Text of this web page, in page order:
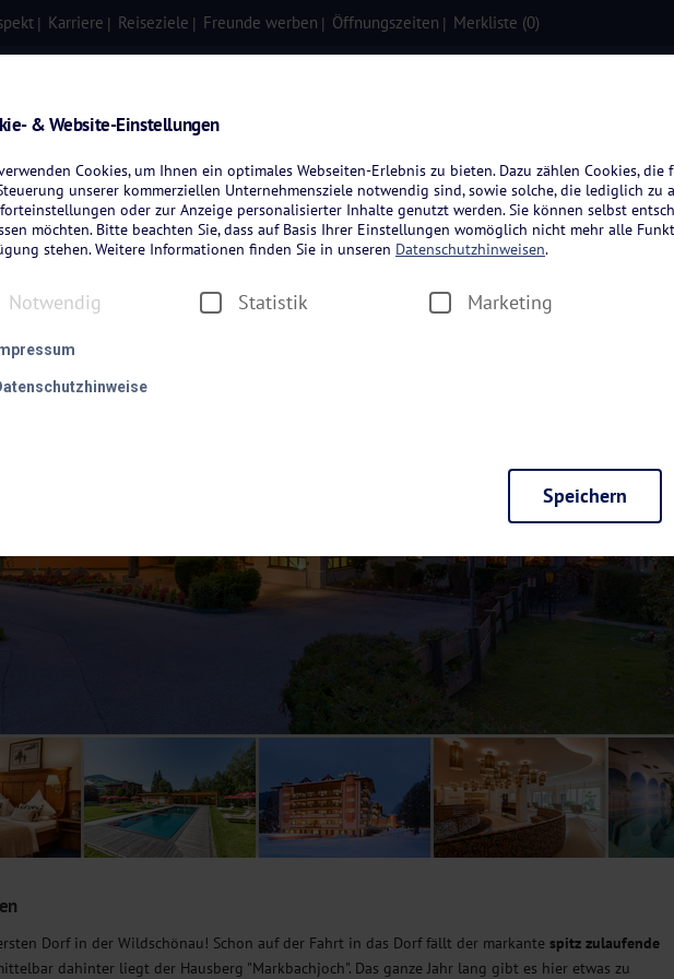
Karriere Reiseziele Freunde werben Öffnungszeiten Merkliste (0)
Dorf in der Wildschönau! Schon auf der Fahrt in das Dorf fällt der markante spitz zulaufende
dahinter liegt der Hausberg "Markbachjoch". Das ganze Jahr lang gibt es hier etwas zu
& Website-Einstellungen
Cookies, um Ihnen ein optimales Webseiten-Erlebnis zu bieten. Dazu zählen Cookies,
unserer kommerziellen Unternehmensziele notwendig sind, sowie solche, die lediglich zu
oder zur Anzeige personalisierter Inhalte genutzt werden. Sie können selbst
möchten. Bitte beachten Sie, dass auf Basis Ihrer Einstellungen womöglich nicht mehr alle
stehen. Weitere Informationen finden Sie in unseren Datenschutzhinweisen.
Notwendig Statistik Marketing
Cookies sind für den Betrieb der Seite unbedingt notwendig und ermöglichen beispielsweise
um Ihnen unsere Dienste bei einem erneuten Besuch unserer Seite schneller zur Verfügung zu
unser Angebot und unsere Webseite weiter zu verbessern, erfassen wir anonymisierte Daten für
Cookies können wir beispielsweise die Besucherzahlen und den Effekt bestimmter Seiten unseres
Inhalte optimieren. Wir nutzen hierfür Dienste von Google und Facebook. Durch diese Dienste
der auf unsere Website erfassten Daten, kommen. Weitere Hinweise zu der Verarbeitung
. Sie können Ihre Einwilligung jederzeit in den
Cookies werden genutzt, um Ihnen personalisierte Inhalte, passend zu Ihren Interessen anzuzeigen.
Speichern